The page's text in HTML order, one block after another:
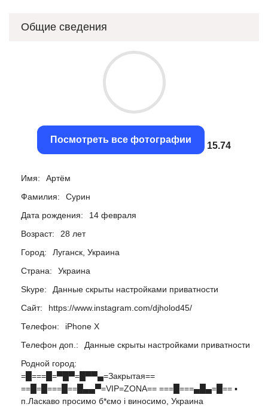
Общие сведения
Посмотреть все фотографии
15.43
Имя:
Артём
Фамилия:
Сурин
Дата рождения:
14 февраля
Возраст:
28 лет
Город:
Луганск, Украина
Страна:
Украина
Skype:
Данные скрыты настройками приватности
Сайт:
https://www.instagram.com/djholod45/
Телефон:
iPhone X
Телефон доп.:
Данные скрыты настройками приватности
Родной город:
=█===█=▀█▀=█▀▀▄=Закрытая==
==█=█===█==█▄▄▀=VIP=ZONA== ===█===▄█▄=█== ▪
п.Ласкаво просимо б*ємо і виносимо, Украина